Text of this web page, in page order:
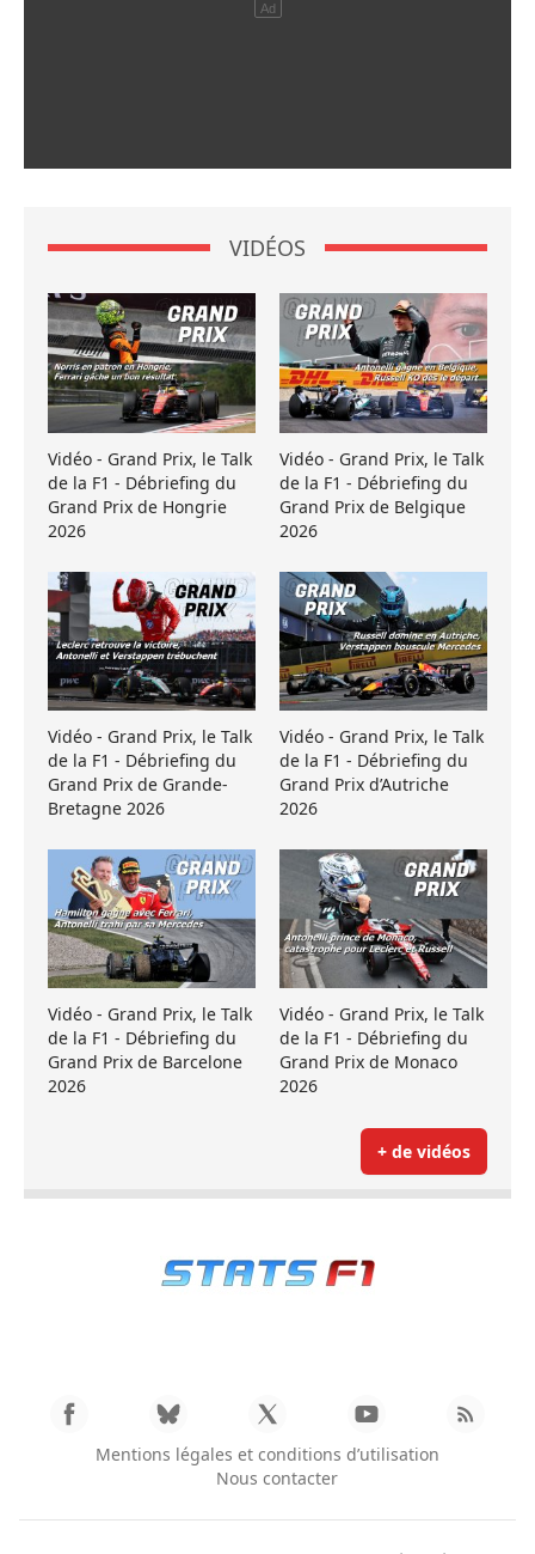
VIDÉOS
Vidéo - Grand Prix, le Talk
de la F1 - Débriefing du
Grand Prix de Hongrie
2026
Vidéo - Grand Prix, le Talk
de la F1 - Débriefing du
Grand Prix de Belgique
2026
Vidéo - Grand Prix, le Talk
de la F1 - Débriefing du
Grand Prix de Grande-
Bretagne 2026
Vidéo - Grand Prix, le Talk
de la F1 - Débriefing du
Grand Prix d’Autriche
2026
Vidéo - Grand Prix, le Talk
de la F1 - Débriefing du
Grand Prix de Barcelone
2026
Vidéo - Grand Prix, le Talk
de la F1 - Débriefing du
Grand Prix de Monaco
2026
+ de vidéos
Mentions légales et conditions d’utilisation
Nous contacter